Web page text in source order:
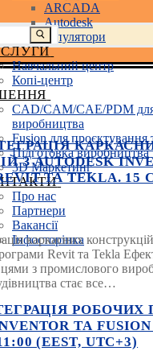
ARCADA
Autodesk
3D маніпулятори
Навчальний центр
Копі-центр
CAD/CAM/CAE/PDM для
виробництва
Fusion для проєктування
Підготовка виробництва
3D Маркетинг
Про нас
Партнери
Вакансії
Інфосторінка
З AUTODESK
ТА TEKLA. 15
каркасних
Revit та Tekla
з промислового
стає все…
РОБОЧИХ
ТА FUSION
(EEST, UTC+3)